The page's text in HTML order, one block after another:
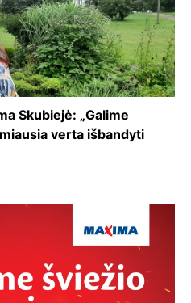
Skubiejė: „Galime
verta išbandyti